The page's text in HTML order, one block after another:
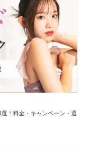
！料金・キャンペーン・選